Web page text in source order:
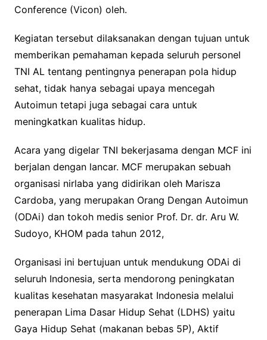
Conference (Vicon) oleh.
Kegiatan tersebut dilaksanakan dengan tujuan untuk
memberikan pemahaman kepada seluruh personel
TNI AL tentang pentingnya penerapan pola hidup
sehat, tidak hanya sebagai upaya mencegah
Autoimun tetapi juga sebagai cara untuk
meningkatkan kualitas hidup.
Acara yang digelar TNI bekerjasama dengan MCF ini
berjalan dengan lancar. MCF merupakan sebuah
organisasi nirlaba yang didirikan oleh Marisza
Cardoba, yang merupakan Orang Dengan Autoimun
(ODAi) dan tokoh medis senior Prof. Dr. dr. Aru W.
Sudoyo, KHOM pada tahun 2012,
Organisasi ini bertujuan untuk mendukung ODAi di
seluruh Indonesia, serta mendorong peningkatan
kualitas kesehatan masyarakat Indonesia melalui
penerapan Lima Dasar Hidup Sehat (LDHS) yaitu
Gaya Hidup Sehat (makanan bebas 5P), Aktif